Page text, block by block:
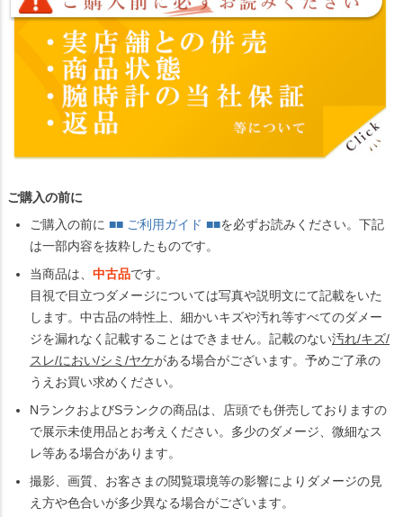
ご購入の前に
ご購入の前に ■■ ご利用ガイド ■■を必ずお読みください。下記
は一部内容を抜粋したものです。
当商品は、 中古品です。
目視で目立つダメージについては写真や説明文にて記載をいた
します。中古品の特性上、細かいキズや汚れ等すべてのダメー
ジを漏れなく記載することはできません。記載のない汚れ/キズ/
スレ/におい/シミ/ヤケがある場合がございます。予めご了承の
うえお買い求めください。
NランクおよびSランクの商品は、店頭でも併売しておりますの
で展示未使用品とお考えください。多少のダメージ、微細なス
レ等ある場合があります。
撮影、画質、お客さまの閲覧環境等の影響によりダメージの見
え方や色合いが多少異なる場合がございます。